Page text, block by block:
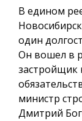
В едином
один
Он вошел в
застройщик
министр
Дмитрий